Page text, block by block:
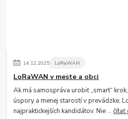
14.12.2025 LoRaWAN
LoRaWAN v meste a obci
Ak má samospráva urobiť „smart“
úspory a menej starostí v prevádzke,
najpraktickejších kandidátov. Nie ...čítať